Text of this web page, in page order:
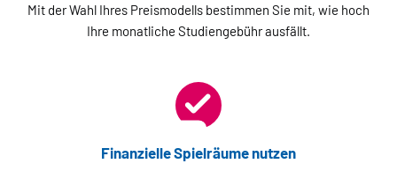
Mit der Wahl Ihres Preismodells bestimmen Sie mit, wie hoch
Ihre monatliche Studiengebühr ausfällt.
Finanzielle Spielräume nutzen